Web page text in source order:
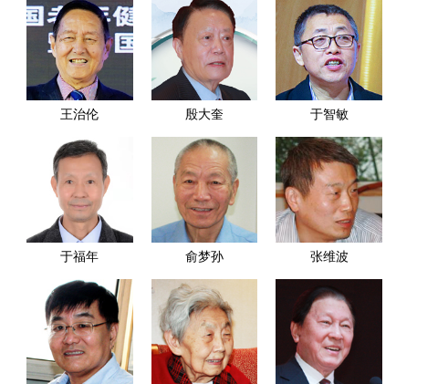
王治伦 殷大奎 于智敏
于福年 俞梦孙 张维波